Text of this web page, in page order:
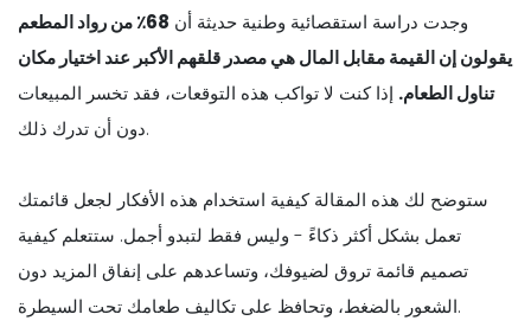
وجدت دراسة استقصائية وطنية حديثة أن
68٪ من رواد المطعم
يقولون إن القيمة مقابل المال هي مصدر قلقهم الأكبر عند اختيار مكان
تناول الطعام. إذا كنت لا تواكب هذه التوقعات، فقد تخسر المبيعات
دون أن تدرك ذلك.
ستوضح لك هذه المقالة كيفية استخدام هذه الأفكار لجعل قائمتك
تعمل بشكل أكثر ذكاءً - وليس فقط لتبدو أجمل. ستتعلم كيفية
تصميم قائمة تروق لضيوفك، وتساعدهم على إنفاق المزيد دون
الشعور بالضغط، وتحافظ على تكاليف طعامك تحت السيطرة.